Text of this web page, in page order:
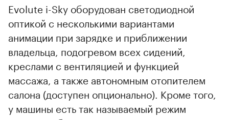
Evolute i-Sky оборудован светодиодной
оптикой с несколькими вариантами
анимации при зарядке и приближении
владельца, подогревом всех сидений,
креслами с вентиляцией и функцией
массажа, а также автономным отопителем
салона (доступен опционально). Кроме того,
у машины есть так называемый режим